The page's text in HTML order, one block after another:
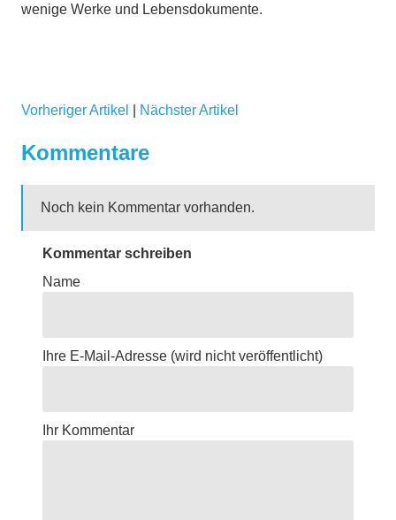
wenige Werke und Lebensdokumente.
Vorheriger Artikel Nächster Artikel
Kommentare
Noch kein Kommentar vorhanden.
Kommentar schreiben
Name
Ihre E-Mail-Adresse (wird nicht veröffentlicht)
Ihr Kommentar